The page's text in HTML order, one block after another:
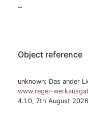
–
Object reference
unknown: Das ander
www.reger-
4.1.0, 7th August